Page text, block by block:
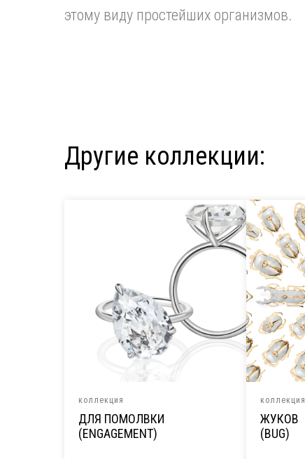
этому виду простейших организмов.
Другие коллекции:
коллекция
ДЛЯ ПОМОЛВКИ
(ENGAGEMENT)
коллекция
ЖУКОВ
(BUG)